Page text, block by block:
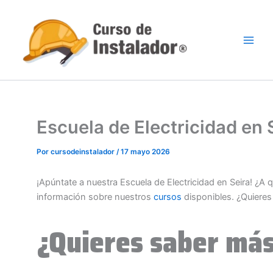
contenido
Escuela de Electricidad en
Por cursodeinstalador /17 mayo 2026
¡Apúntate a nuestra Escuela de Electricidad en Seira! ¿A
información sobre nuestros cursos disponibles.
¿Quieres saber